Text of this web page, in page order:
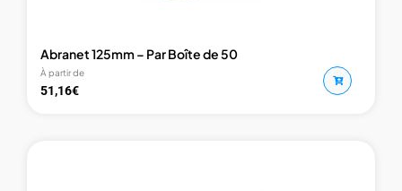
Abranet 125mm – Par Boîte de 50
À partir de
51,16€